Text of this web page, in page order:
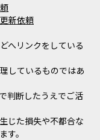
新依頼
へリンクをしている
しているものではあ
判断したうえでご活
じた損失や不都合な
す。